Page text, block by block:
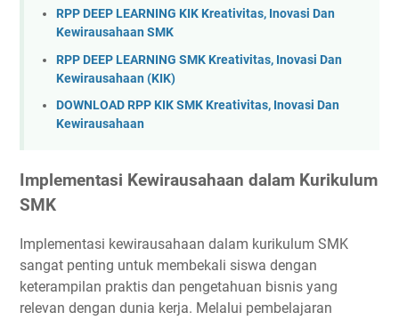
RPP DEEP LEARNING KIK Kreativitas, Inovasi Dan
Kewirausahaan SMK
RPP DEEP LEARNING SMK Kreativitas, Inovasi Dan
Kewirausahaan (KIK)
DOWNLOAD RPP KIK SMK Kreativitas, Inovasi Dan
Kewirausahaan
Implementasi Kewirausahaan dalam Kurikulum
SMK
Implementasi kewirausahaan dalam kurikulum SMK
sangat penting untuk membekali siswa dengan
keterampilan praktis dan pengetahuan bisnis yang
relevan dengan dunia kerja. Melalui pembelajaran